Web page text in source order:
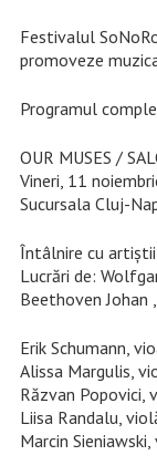
Festivalul
promoveze
Programul
OUR MUSES /
Vineri, 11
Sucursala Cluj-
Întâlnire cu
Lucrări de:
Beethoven Johan
Erik Schumann,
Alissa Margulis,
Răzvan Popovici,
Liisa Randalu,
Marcin